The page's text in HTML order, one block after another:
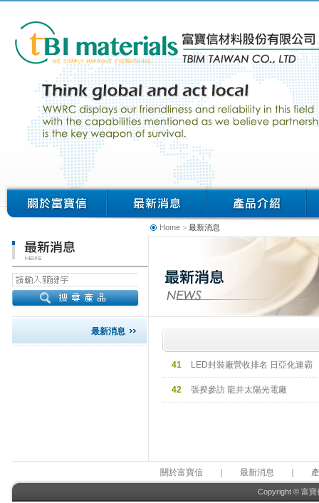
最新消息
Home > 最新消息
41 LED封裝廠營收排名 日亞化連霸
42 張揆參訪 龍井太陽光電廠
關於富寶信 最新消息
Copyright © 富寶